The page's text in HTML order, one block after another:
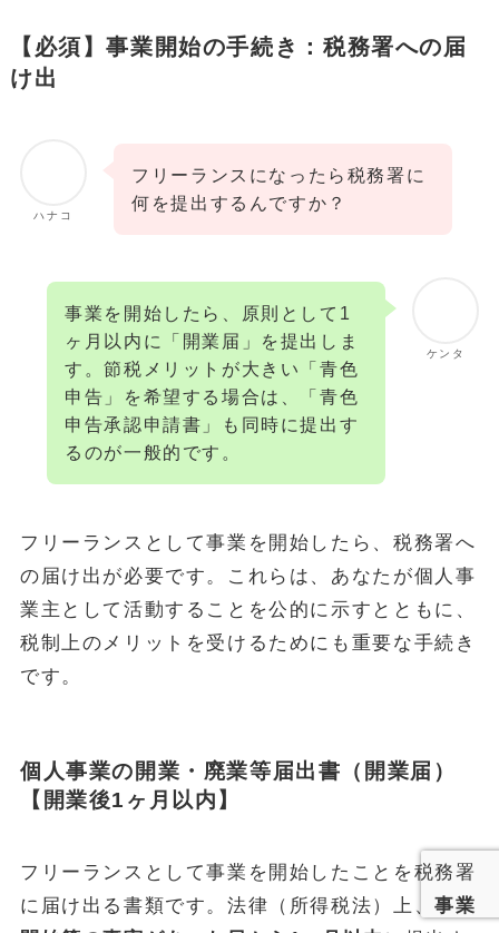
【必須】事業開始の手続き：税務署への届
け出
ハナコ
フリーランスになったら税務署に
何を提出するんですか？
ケンタ
事業を開始したら、原則として1
ヶ月以内に「開業届」を提出しま
す。節税メリットが大きい「青色
申告」を希望する場合は、「青色
申告承認申請書」も同時に提出す
るのが一般的です。
フリーランスとして事業を開始したら、税務署へ
の届け出が必要です。これらは、あなたが個人事
業主として活動することを公的に示すとともに、
税制上のメリットを受けるためにも重要な手続き
です。
個人事業の開業・廃業等届出書（開業届）
【開業後1ヶ月以内】
フリーランスとして事業を開始したことを税務署
に届け出る書類です。法律（所得税法）上、事業